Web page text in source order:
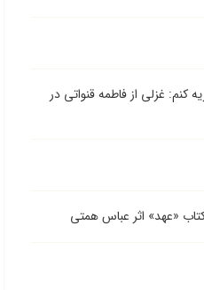
کنم: غزلی از فاطمه قنواتی در